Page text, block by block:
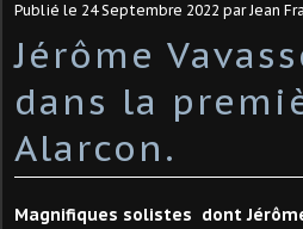
Publié le 24 Septembre 2022 par Jean
Jérôme
dans la
Alarcon.
Magnifiques solistes dont